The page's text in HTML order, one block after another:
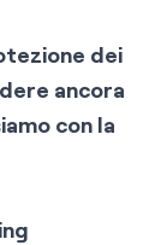
dei
ancora
con la